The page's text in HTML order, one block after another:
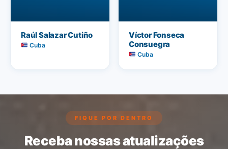
Raúl Salazar Cutiño
Cuba
Víctor Fonseca
Consuegra
Cuba
FIQUE POR DENTRO
Receba nossas atualizações